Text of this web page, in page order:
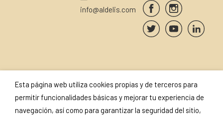
info@aldelis.com
NEWSLETTER
CERTIFICADOS
Esta página web utiliza cookies propias y de terceros para
permitir funcionalidades básicas y mejorar tu experiencia de
navegación, así como para garantizar la seguridad del sitio,